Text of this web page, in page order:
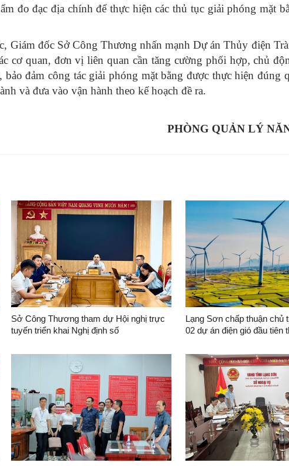
đo đạc địa chính để thực hiện các thủ tục giải phóng mặt
Giám đốc Sở Công Thương nhấn mạnh Dự án Thủy điện
cơ quan, đơn vị liên quan cần tăng cường phối hợp, chủ
đảm công tác giải phóng mặt bằng được thực hiện đúng
và đưa vào vận hành theo kế hoạch đề ra.
PHÒNG QUẢN LÝ
Sở Công Thương tham dự Hội nghị trực
tuyến triển khai Nghị định số
26/6/2026 của Chính phủ về phát triển
năng lượng quốc gia
Lạng Sơn chấp thuận chủ
02 dự án điện gió đầu tiên